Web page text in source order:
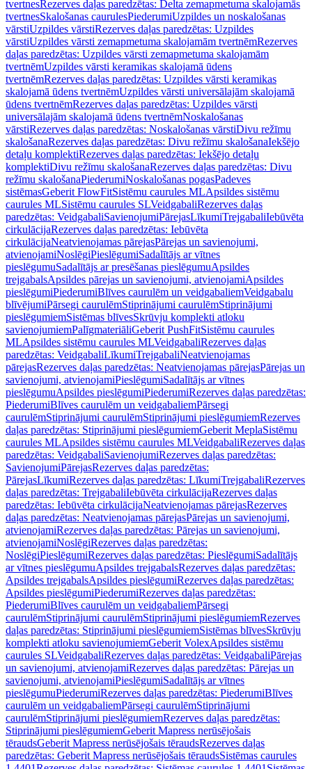
tvertnesRezerves daļas paredzētas: Delta zemapmetuma skalojamās
tvertnesSkalošanas caurulesPiederumiUzpildes un noskalošanas
vārstiUzpildes vārstiRezerves daļas paredzētas: Uzpildes
vārstiUzpildes vārsti zemapmetuma skalojamām tvertnēmRezerves
daļas paredzētas: Uzpildes vārsti zemapmetuma skalojamām
tvertnēmUzpildes vārsti keramikas skalojamā ūdens
tvertnēmRezerves daļas paredzētas: Uzpildes vārsti keramikas
skalojamā ūdens tvertnēmUzpildes vārsti universālajām skalojamā
ūdens tvertnēmRezerves daļas paredzētas: Uzpildes vārsti
universālajām skalojamā ūdens tvertnēmNoskalošanas
vārstiRezerves daļas paredzētas: Noskalošanas vārstiDivu režīmu
skalošanaRezerves daļas paredzētas: Divu režīmu skalošanaIekšējo
detaļu komplektiRezerves daļas paredzētas: Iekšējo detaļu
komplektiDivu režīmu skalošanaRezerves daļas paredzētas: Divu
režīmu skalošanaPiederumiNoskalošanas pogasPadeves
sistēmasGeberit FlowFitSistēmu caurules MLApsildes sistēmu
caurules MLSistēmu caurules SLVeidgabaliRezerves daļas
paredzētas: VeidgabaliSavienojumiPārejasLīkumiTrejgabaliIebūvēta
cirkulācijaRezerves daļas paredzētas: Iebūvēta
cirkulācijaNeatvienojamas pārejasPārejas un savienojumi,
atvienojamiNoslēgiPieslēgumiSadalītājs ar vītnes
pieslēgumuSadalītājs ar presēšanas pieslēgumuApsildes
trejgabalsApsildes pārejas un savienojumi, atvienojamiApsildes
pieslēgumiPiederumiBlīves caurulēm un veidgabaliemVeidgabalu
blīvējumiPārsegi caurulēmStiprinājumi caurulēmStiprinājumi
pieslēgumiemSistēmas blīvesSkrūvju komplekti atloku
savienojumiemPalīgmateriāliGeberit PushFitSistēmu caurules
MLApsildes sistēmu caurules MLVeidgabaliRezerves daļas
paredzētas: VeidgabaliLīkumiTrejgabaliNeatvienojamas
pārejasRezerves daļas paredzētas: Neatvienojamas pārejasPārejas un
savienojumi, atvienojamiPieslēgumiSadalītājs ar vītnes
pieslēgumuApsildes pieslēgumiPiederumiRezerves daļas paredzētas:
PiederumiBlīves caurulēm un veidgabaliemPārsegi
caurulēmStiprinājumi caurulēmStiprinājumi pieslēgumiemRezerves
daļas paredzētas: Stiprinājumi pieslēgumiemGeberit MeplaSistēmu
caurules MLApsildes sistēmu caurules MLVeidgabaliRezerves daļas
paredzētas: VeidgabaliSavienojumiRezerves daļas paredzētas:
SavienojumiPārejasRezerves daļas paredzētas:
PārejasLīkumiRezerves daļas paredzētas: LīkumiTrejgabaliRezerves
daļas paredzētas: TrejgabaliIebūvēta cirkulācijaRezerves daļas
paredzētas: Iebūvēta cirkulācijaNeatvienojamas pārejasRezerves
daļas paredzētas: Neatvienojamas pārejasPārejas un savienojumi,
atvienojamiRezerves daļas paredzētas: Pārejas un savienojumi,
atvienojamiNoslēgiRezerves daļas paredzētas:
NoslēgiPieslēgumiRezerves daļas paredzētas: PieslēgumiSadalītājs
ar vītnes pieslēgumuApsildes trejgabalsRezerves daļas paredzētas:
Apsildes trejgabalsApsildes pieslēgumiRezerves daļas paredzētas:
Apsildes pieslēgumiPiederumiRezerves daļas paredzētas:
PiederumiBlīves caurulēm un veidgabaliemPārsegi
caurulēmStiprinājumi caurulēmStiprinājumi pieslēgumiemRezerves
daļas paredzētas: Stiprinājumi pieslēgumiemSistēmas blīvesSkrūvju
komplekti atloku savienojumiemGeberit VolexApsildes sistēmu
caurules SLVeidgabaliRezerves daļas paredzētas: VeidgabaliPārejas
un savienojumi, atvienojamiRezerves daļas paredzētas: Pārejas un
savienojumi, atvienojamiPieslēgumiSadalītājs ar vītnes
pieslēgumuPiederumiRezerves daļas paredzētas: PiederumiBlīves
caurulēm un veidgabaliemPārsegi caurulēmStiprinājumi
caurulēmStiprinājumi pieslēgumiemRezerves daļas paredzētas:
Stiprinājumi pieslēgumiemGeberit Mapress nerūsējošais
tēraudsGeberit Mapress nerūsējošais tēraudsRezerves daļas
paredzētas: Geberit Mapress nerūsējošais tēraudsSistēmas caurules